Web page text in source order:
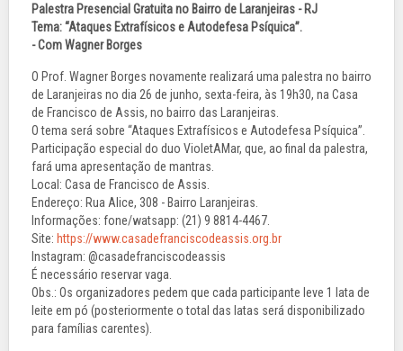
Palestra Presencial Gratuita no Bairro de Laranjeiras - RJ
Tema: “Ataques Extrafísicos e Autodefesa Psíquica”.
- Com Wagner Borges
O Prof. Wagner Borges novamente realizará uma palestra no bairro
de Laranjeiras no dia 26 de junho, sexta-feira, às 19h30, na Casa
de Francisco de Assis, no bairro das Laranjeiras.
O tema será sobre “Ataques Extrafísicos e Autodefesa Psíquica”.
Participação especial do duo VioletAMar, que, ao final da palestra,
fará uma apresentação de mantras.
Local: Casa de Francisco de Assis.
Endereço: Rua Alice, 308 - Bairro Laranjeiras.
Informações: fone/watsapp: (21) 9 8814-4467.
Site: https://www.casadefranciscodeassis.org.br
Instagram: @casadefranciscodeassis
É necessário reservar vaga.
Obs.: Os organizadores pedem que cada participante leve 1 lata de
leite em pó (posteriormente o total das latas será disponibilizado
para famílias carentes).